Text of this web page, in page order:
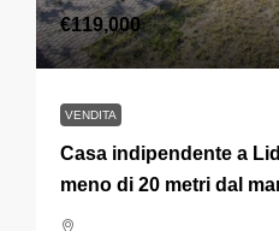
€119,000
VENDITA
Casa indipendente a
meno di 20 metri dal